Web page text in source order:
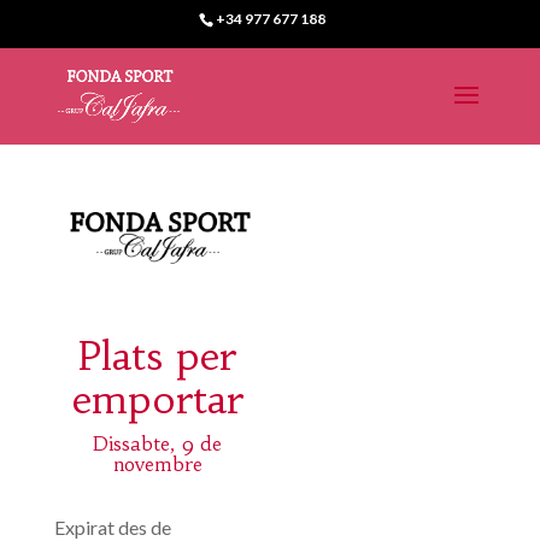
+34 977 677 188
Plats per
emportar
Dissabte, 9 de
novembre
Expirat des de